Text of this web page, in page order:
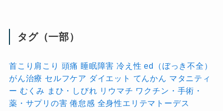
タグ（一部）
首こり肩こり 頭痛 睡眠障害 冷え性 ed（ぼっき不全）
がん治療 セルフケア ダイエット てんかん マタニティ
ー むくみ まひ・しびれ リウマチ ワクチン・手術・
薬・サプリの害 倦怠感 全身性エリテマトーデス